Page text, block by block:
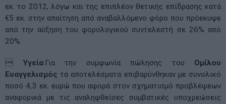
εκ. το 2012, λόγω και της επιπλέον θετικής επίδρασης κατά
€5 εκ. στην απαίτηση από αναβαλλόμενο φόρο που πρόεκυψε
από την αύξηση του φορολογικού συντελεστή σε 26% από
20%.
 Υγεία:Για την συμφωνία πώλησης του Ομίλου
Ευαγγελισμός τα αποτελέσματα επιβαρύνθηκαν με συνολικό
ποσό 4,3 εκ. ευρώ που αφορά στον σχηματισμό προβλέψεων
αναφορικά με τις αναληφθείσες συμβατικές υποχρεώσεις